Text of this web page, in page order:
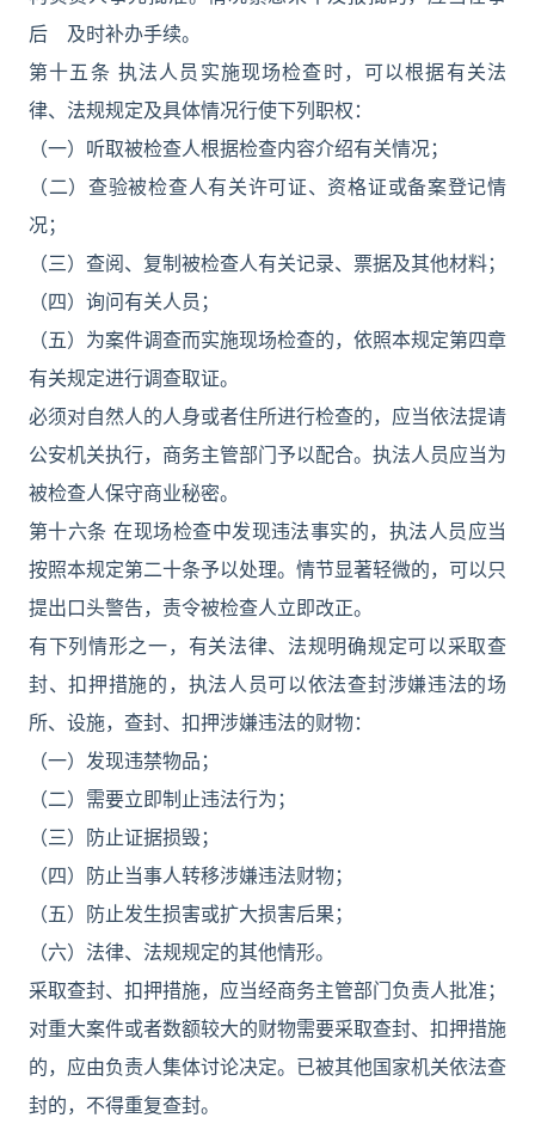
后 及时补办手续。
第十五条 执法人员实施现场检查时，可以根据有关法
律、法规规定及具体情况行使下列职权：
（一）听取被检查人根据检查内容介绍有关情况；
（二）查验被检查人有关许可证、资格证或备案登记情
况；
（三）查阅、复制被检查人有关记录、票据及其他材料；
（四）询问有关人员；
（五）为案件调查而实施现场检查的，依照本规定第四章
有关规定进行调查取证。
必须对自然人的人身或者住所进行检查的，应当依法提请
公安机关执行，商务主管部门予以配合。执法人员应当为
被检查人保守商业秘密。
第十六条 在现场检查中发现违法事实的，执法人员应当
按照本规定第二十条予以处理。情节显著轻微的，可以只
提出口头警告，责令被检查人立即改正。
有下列情形之一，有关法律、法规明确规定可以采取查
封、扣押措施的，执法人员可以依法查封涉嫌违法的场
所、设施，查封、扣押涉嫌违法的财物：
（一）发现违禁物品；
（二）需要立即制止违法行为；
（三）防止证据损毁；
（四）防止当事人转移涉嫌违法财物；
（五）防止发生损害或扩大损害后果；
（六）法律、法规规定的其他情形。
采取查封、扣押措施，应当经商务主管部门负责人批准；
对重大案件或者数额较大的财物需要采取查封、扣押措施
的，应由负责人集体讨论决定。已被其他国家机关依法查
封的，不得重复查封。